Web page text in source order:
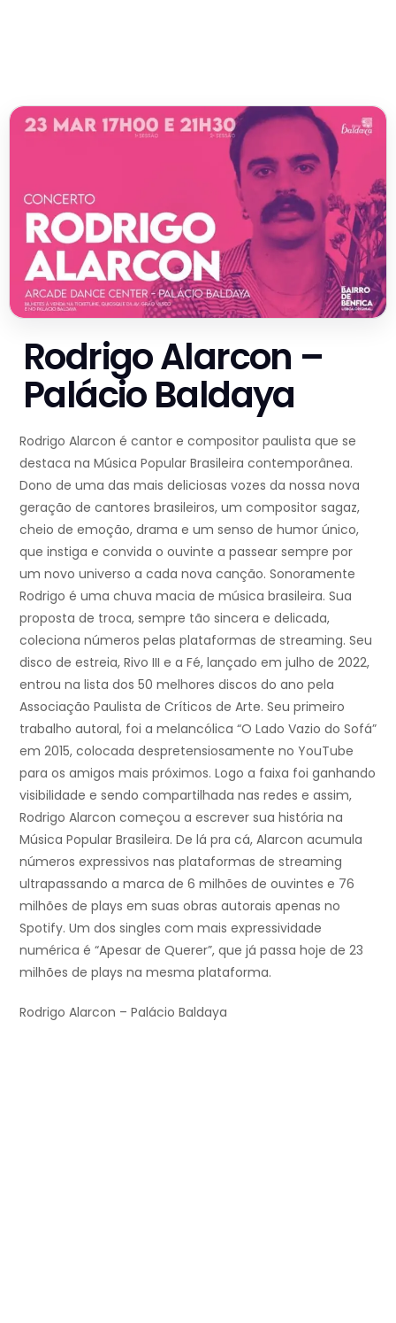
Rodrigo Alarcon –
Palácio Baldaya
Rodrigo Alarcon é cantor e compositor paulista que se
destaca na Música Popular Brasileira contemporânea.
Dono de uma das mais deliciosas vozes da nossa nova
geração de cantores brasileiros, um compositor sagaz,
cheio de emoção, drama e um senso de humor único,
que instiga e convida o ouvinte a passear sempre por
um novo universo a cada nova canção. Sonoramente
Rodrigo é uma chuva macia de música brasileira. Sua
proposta de troca, sempre tão sincera e delicada,
coleciona números pelas plataformas de streaming. Seu
disco de estreia, Rivo III e a Fé, lançado em julho de 2022,
entrou na lista dos 50 melhores discos do ano pela
Associação Paulista de Críticos de Arte. Seu primeiro
trabalho autoral, foi a melancólica “O Lado Vazio do Sofá”
em 2015, colocada despretensiosamente no YouTube
para os amigos mais próximos. Logo a faixa foi ganhando
visibilidade e sendo compartilhada nas redes e assim,
Rodrigo Alarcon começou a escrever sua história na
Música Popular Brasileira. De lá pra cá, Alarcon acumula
números expressivos nas plataformas de streaming
ultrapassando a marca de 6 milhões de ouvintes e 76
milhões de plays em suas obras autorais apenas no
Spotify. Um dos singles com mais expressividade
numérica é “Apesar de Querer”, que já passa hoje de 23
milhões de plays na mesma plataforma.
Rodrigo Alarcon – Palácio Baldaya